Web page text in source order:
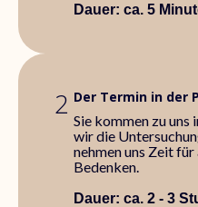
Dauer: ca. 5
2 Der Termin in der
Sie kommen zu uns
wir die
nehmen uns Zeit
Bedenken.
Dauer: ca. 2 - 3